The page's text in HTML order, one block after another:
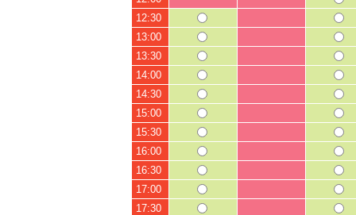
12:30
13:00
13:30
14:00
14:30
15:00
15:30
16:00
16:30
17:00
17:30